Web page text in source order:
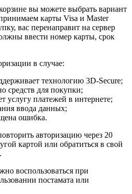
вы можете выбрать вариант
карты Visa и Master
вас перенаправит на сервер
ввести номер карты, срок
в случае:
технологию 3D-Secure;
средств для покупки;
услугу платежей в интернете;
ввода данных;
ошибка.
авторизацию через 20
картой или обратиться в свой
воспользоваться при
постамата или